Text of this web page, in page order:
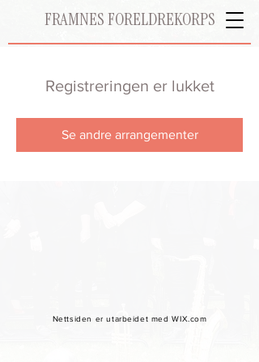
FRAMNES FORELDREKORPS
Registreringen er lukket
Se andre arrangementer
Nettsiden er utarbeidet med WIX.com